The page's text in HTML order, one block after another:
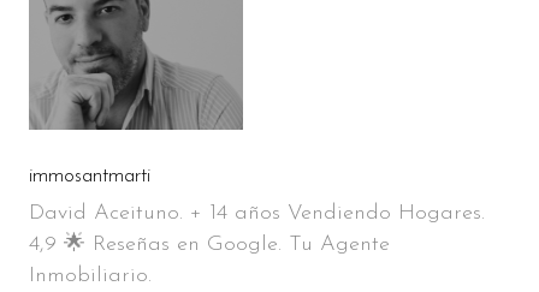
immosantmarti
David Aceituno. + 14 años Vendiendo Hogares.
4,9 🌟 Reseñas en Google. Tu Agente
Inmobiliario.